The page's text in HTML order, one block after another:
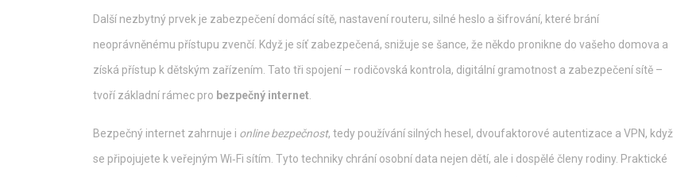
Další nezbytný prvek je zabezpečení domácí sítě, nastavení routeru, silné heslo a šifrování, které brání
neoprávněnému přístupu zvenčí . Když je síť zabezpečená, snižuje se šance, že někdo pronikne do vašeho domova a
získá přístup k dětským zařízením. Tato tři spojení – rodičovská kontrola, digitální gramotnost a zabezpečení sítě –
tvoří základní rámec pro bezpečný internet
Bezpečný internet zahrnuje i online bezpečnost, tedy používání silných hesel, dvoufaktorové autentizace a VPN, když
se připojujete k veřejným Wi‑Fi sítím. Tyto techniky chrání osobní data nejen dětí, ale i dospělé členy rodiny. Praktické